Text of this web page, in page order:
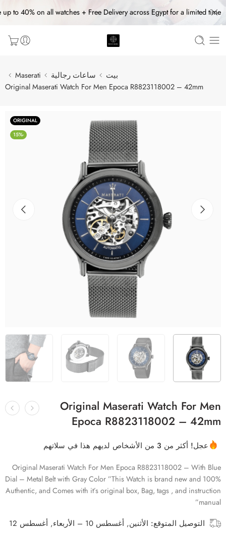
up to 40% on all watches + Free Delivery across Egypt for a limited time
بيت ساعات رجالية
Maserati
Original Maserati Watch For Men Epoca R8823118002 – 42mm
ORIGINAL
-15%
Original Maserati Watch For Men
Epoca R8823118002 – 42mm
عجل! أكثر من 3 من الأشخاص لديهم هذا في سلاتهم
Original Maserati Watch For Men Epoca R8823118002 – With Blue
Dial – Metal Belt with Gray Color ”This Watch is brand new and 100%
Authentic, and Comes with it’s original box, Bag, tags , and instruction
manual”
التوصيل المتوقع: الأثنين, أغسطس 10 – الأربعاء, أغسطس 12